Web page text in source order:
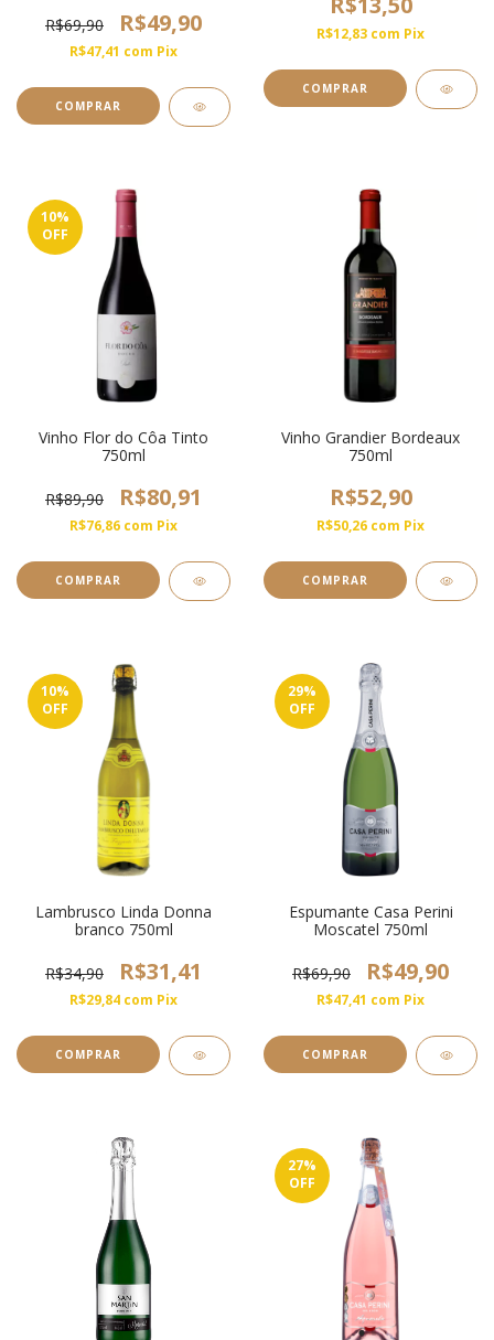
R$69,90 R$49,90
R$47,41 com Pix
COMPRAR
R$12,83 com Pix
10%
OFF
Vinho Flor do Côa Tinto
750ml
R$89,90 R$80,91
R$76,86 com Pix
Vinho Grandier Bordeaux
750ml
R$52,90
R$50,26 com Pix
10%
OFF
Lambrusco Linda Donna
branco 750ml
R$34,90 R$31,41
R$29,84 com Pix
29%
OFF
Espumante Casa Perini
Moscatel 750ml
R$69,90 R$49,90
R$47,41 com Pix
COMPRAR
27%
OFF